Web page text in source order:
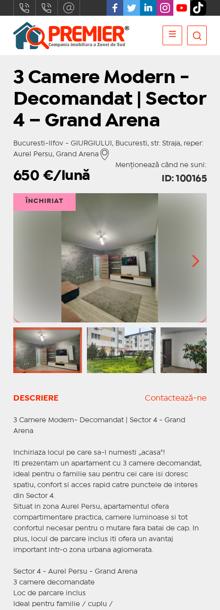
3 Camere Modern -
Decomandat | Sector
4 – Grand Arena
Bucuresti-Ilfov - GIURGIULUI, Bucuresti, str. Straja, reper:
Aurel Persu, Grand Arena
Menționează când ne suni:
650 €/lună ID: 100165
ÎNCHIRIAT
DESCRIERE Contactează-ne
3 Camere Modern- Decomandat | Sector 4 - Grand
Arena
Inchiriaza locul pe care sa-l numesti ,,acasa"!
Iti prezentam un apartament cu 3 camere decomandat,
ideal pentru o familie sau pentru cei care isi doresc
spatiu, confort si acces rapid catre punctele de interes
din Sector 4.
Situat in zona Aurel Persu, apartamentul ofera
compartimentare practica, camere luminoase si tot
confortul necesar pentru o mutare fara batai de cap. In
plus, locul de parcare inclus iti ofera un avantaj
important intr-o zona urbana aglomerata.
Sector 4 - Aurel Persu - Grand Arena
3 camere decomandate
Loc de parcare inclus
Ideal pentru familie / cuplu /